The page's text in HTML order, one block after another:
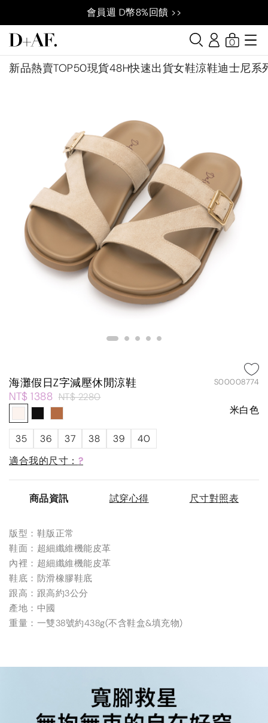
會員週 D幣8%回饋 >>
新品熱賣TOP50現貨48H快速出貨女鞋涼鞋迪士尼系
0
海灘假日Z字減壓休閒涼鞋 S00008774
NT$ 1388 NT$ 2280
米白色
35 36 37 38 39
40
適合我的尺寸： ?
商品資訊 試穿心得 尺寸對照表
版型：鞋版正常
鞋面：超細纖維機能皮革
內裡：超細纖維機能皮革
鞋底：防滑橡膠鞋底
跟高：跟高約3公分
產地：中國
重量：一雙38號約438g(不含鞋盒&填充物)